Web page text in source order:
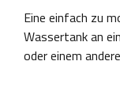
Eine einfach zu
Wassertank an
oder einem